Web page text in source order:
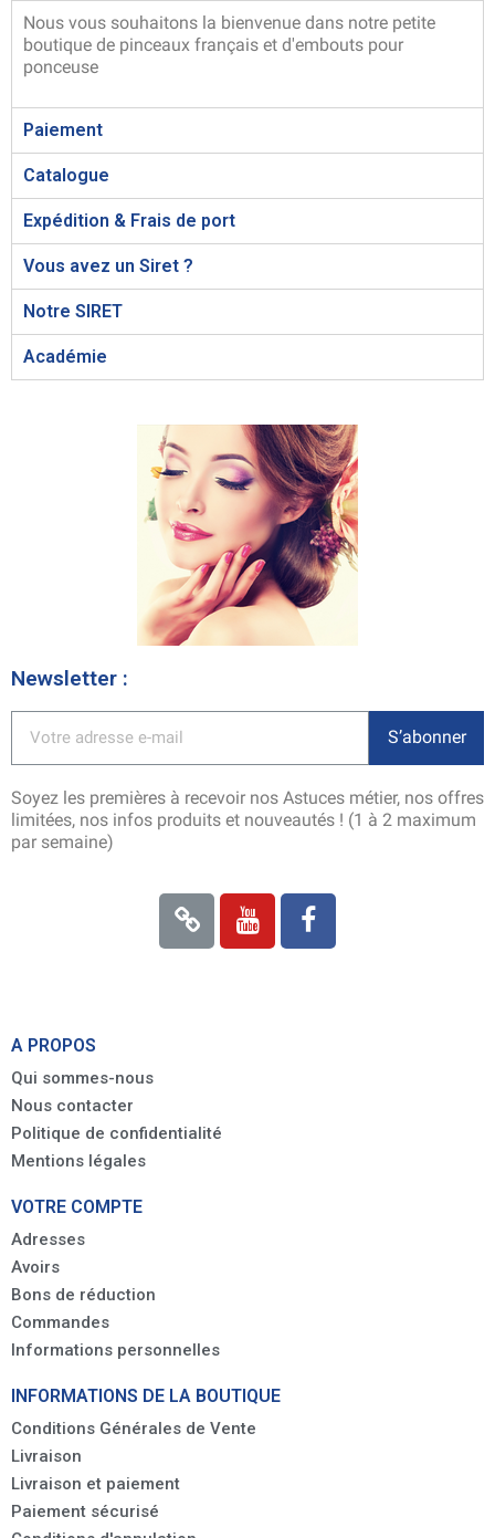
Nous vous souhaitons la bienvenue dans notre petite
boutique de pinceaux français et d'embouts pour
ponceuse
Paiement
Catalogue
Expédition & Frais de port
Vous avez un Siret ?
Notre SIRET
Académie
Newsletter :
S’abonner
Soyez les premières à recevoir nos Astuces métier, nos offres
limitées, nos infos produits et nouveautés ! (1 à 2 maximum
par semaine)
A PROPOS
Qui sommes-nous
Nous contacter
Politique de confidentialité
Mentions légales
VOTRE COMPTE
Adresses
Avoirs
Bons de réduction
Commandes
Informations personnelles
INFORMATIONS DE LA BOUTIQUE
Conditions Générales de Vente
Livraison
Livraison et paiement
Paiement sécurisé